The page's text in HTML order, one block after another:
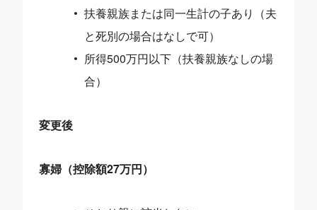
扶養親族または同一生計の子あり（夫
と死別の場合はなしで可）
所得500万円以下（扶養親族なしの場
合）
変更後
寡婦（控除額27万円）